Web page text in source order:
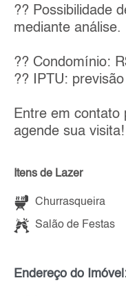
?? Possibilidade
mediante análise.
?? Condomínio:
?? IPTU:
Entre em contato
agende sua
Itens de Lazer
Churrasqueira
Salão de Festas
Endereço do